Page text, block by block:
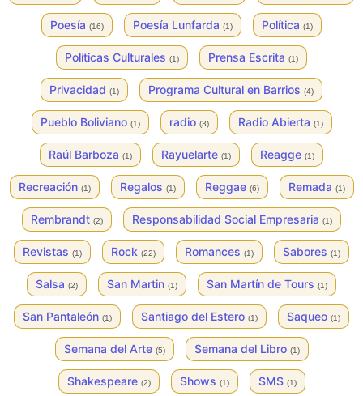
Poesía (16) Poesía Lunfarda (1) Política (1)
Políticas Culturales (1) Prensa Escrita (1)
Privacidad (1) Programa Cultural en Barrios (4)
Pueblo Boliviano (1) radio (3) Radio Abierta (1)
Raúl Barboza (1) Rayuelarte (1) Reagge (1)
Recreación (1) Regalos (1) Reggae (6) Remada (1)
Rembrandt (2) Responsabilidad Social Empresaria (1)
Revistas (1) Rock (22) Romances (1) Sabores (1)
Salsa (2) San Martin (1) San Martín de Tours (1)
San Pantaleón (1) Santiago del Estero (1) Saqueo (1)
Semana del Arte (5) Semana del Libro (1)
Shakespeare (2) Shows (1) SMS (1)